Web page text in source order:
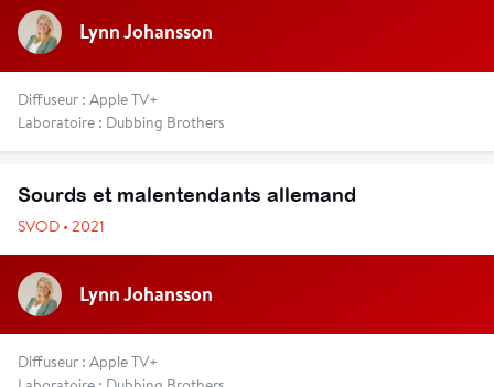
Lynn Johansson
Diffuseur : Apple TV+
Laboratoire : Dubbing Brothers
Sourds et malentendants allemand
SVOD • 2021
Lynn Johansson
Diffuseur : Apple TV+